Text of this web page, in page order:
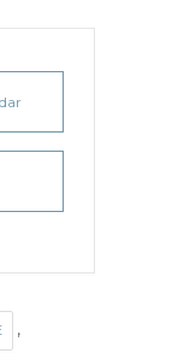
,